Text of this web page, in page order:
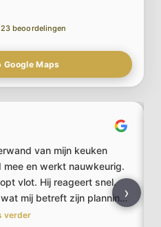
beoordelingen
Google Maps
van mijn keuken
en werkt nauwkeurig.
vlot. Hij reageert snel.
mij betreft zijn planning
en ik vond mijn
verder
›